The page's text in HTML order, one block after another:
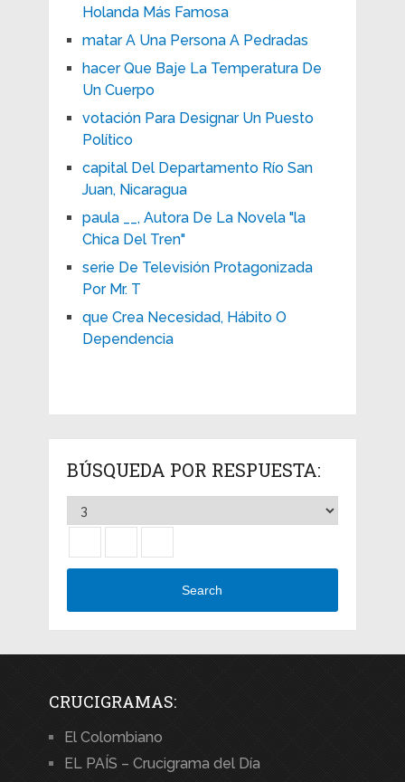
Holanda Más Famosa
matar A Una Persona A Pedradas
hacer Que Baje La Temperatura De
Un Cuerpo
votación Para Designar Un Puesto
Político
capital Del Departamento Río San
Juan, Nicaragua
paula __, Autora De La Novela "la
Chica Del Tren"
serie De Televisión Protagonizada
Por Mr. T
que Crea Necesidad, Hábito O
Dependencia
BÚSQUEDA POR RESPUESTA:
Search
CRUCIGRAMAS:
El Colombiano
EL PAÍS – Crucigrama del Día